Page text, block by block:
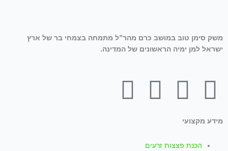
משק סימן טוב במושב כרם מהר”ל מתמחה בצמחי בר של ארץ
ישראל למן ימיה הראשונים של המדינה.
F
a
c
Y
o
u
I
s
W
מידע מקצועי
הכנת פצצות זרעים